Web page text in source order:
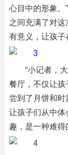
心目中的形象。
之间充满了对这
有意义，让孩子
“小记者，
餐厅，不仅让孩
尝到了月饼和
让孩子们从中
趣，是一种难得